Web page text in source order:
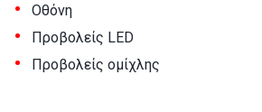
• Οθόνη
• Προβολείς LED
• Προβολείς ομίχλης